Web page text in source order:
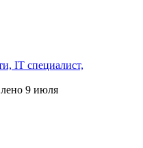
IT специалист,
9 июля